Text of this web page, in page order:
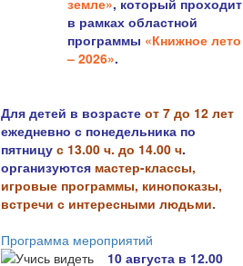
земле», который проходит
в рамках областной
программы «Книжное лето
– 2026».
Для детей в возрасте от 7 до 12 лет
ежедневно с понедельника по
пятницу с 13.00 ч. до 14.00 ч.
организуются мастер-классы,
игровые программы, кинопоказы,
встречи с интересными людьми.
Программа мероприятий
10 августа в 12.00